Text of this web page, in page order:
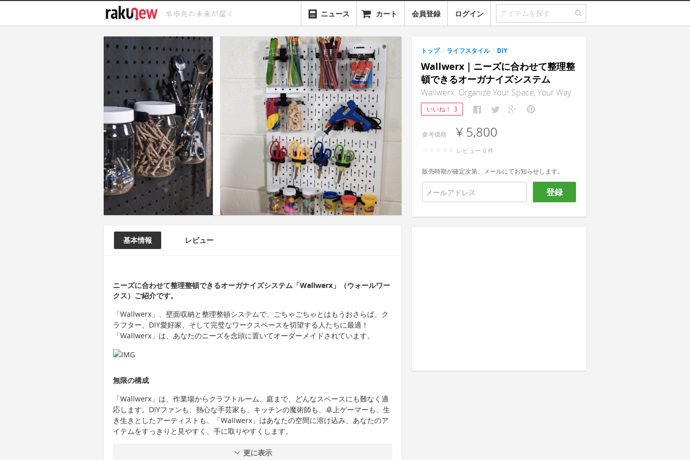
ニュース カート 会員登録 ログイン
基本情報 レビュー
ニーズに合わせて整理整頓できるオーガナイズシステム「Wallwerx」（ウォールワー
クス）ご紹介です。
「Wallwerx」、壁面収納と整理整頓システムで、ごちゃごちゃとはもうおさらば。ク
ラフター、DIY愛好家、そして完璧なワークスペースを切望する人たちに最適！
「Wallwerx」は、あなたのニーズを念頭に置いてオーダーメイドされています。
無限の構成
「Wallwerx」は、作業場からクラフトルーム、庭まで、どんなスペースにも難なく適
応します。DIYファンも、熱心な手芸家も、キッチンの魔術師も、卓上ゲーマーも、生
き生きとしたアーティストも、「Wallwerx」はあなたの空間に溶け込み、あなたのア
イテムをすっきりと見やすく、手に取りやすくします。
更に表示
トップ / ライフスタイル / DIY
Wallwerx｜ニーズに合わせて整理整
頓できるオーガナイズシステム
Wallwerx: Organize Your Space, Your Way
いいね！ 3
参考価格 ¥ 5,800
レビュー 0 件
販売時期が確定次第、メールにてお知らせします。
登録